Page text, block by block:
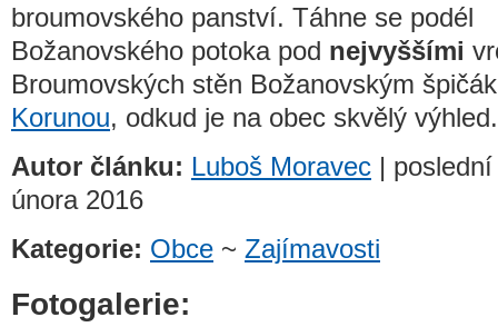
broumovského panství. Táhne se podél
Božanovského potoka pod nejvyššími
Broumovských stěn Božanovským
Korunou, odkud je na obec skvělý výhled.
Autor článku: Luboš Moravec |
února 2016
Kategorie: Obce ~ Zajímavosti
Fotogalerie: